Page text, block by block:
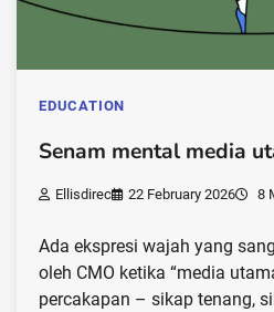
EDUCATION
Senam mental media
Ellisdirec 22 February 2026 8
Ada ekspresi wajah yang
oleh CMO ketika “media
percakapan – sikap tenang,